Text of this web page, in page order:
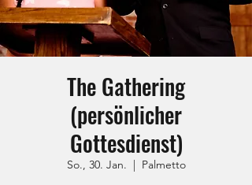
The Gathering
(persönlicher
Gottesdienst)
So., 30. Jan.
  |
Palmetto